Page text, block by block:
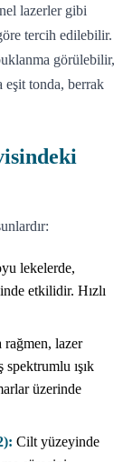
lazerler gibi
tercih edilebilir.
görülebilir,
eşit tonda, berrak
lekelerde,
etkilidir. Hızlı
rağmen, lazer
spektrumlu ışık
üzerinde
Cilt yüzeyinde